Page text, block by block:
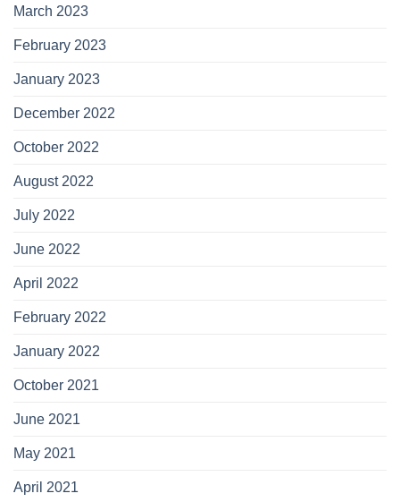
March 2023
February 2023
January 2023
December 2022
October 2022
August 2022
July 2022
June 2022
April 2022
February 2022
January 2022
October 2021
June 2021
May 2021
April 2021